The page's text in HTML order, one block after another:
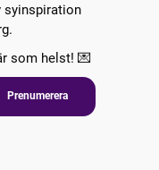
syinspiration
som helst! 💌
Prenumerera